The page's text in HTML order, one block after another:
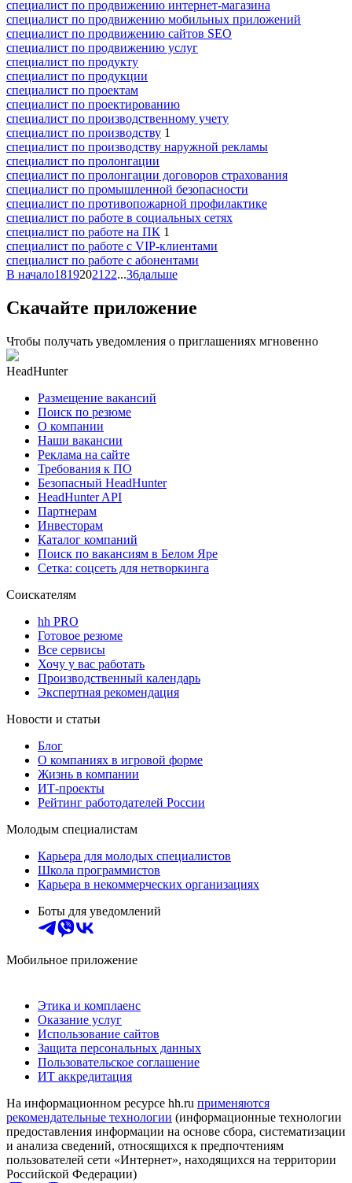
специалист по продвижению интернет-магазина
специалист по продвижению мобильных приложений
специалист по продвижению сайтов SEO
специалист по продвижению услуг
специалист по продукту
специалист по продукции
специалист по проектам
специалист по проектированию
специалист по производственному учету
специалист по производству 1
специалист по производству наружной рекламы
специалист по пролонгации
специалист по пролонгации договоров страхования
специалист по промышленной безопасности
специалист по противопожарной профилактике
специалист по работе в социальных сетях
специалист по работе на ПК 1
специалист по работе с VIP-клиентами
специалист по работе с абонентами
В начало18192021 22...36дальше
Скачайте приложение
Чтобы получать уведомления о приглашениях мгновенно
HeadHunter
Размещение вакансий
Поиск по резюме
О компании
Наши вакансии
Реклама на сайте
Требования к ПО
Безопасный HeadHunter
HeadHunter API
Партнерам
Инвесторам
Каталог компаний
Поиск по вакансиям в Белом Яре
Сетка: соцсеть для нетворкинга
Соискателям
hh PRO
Готовое резюме
Все сервисы
Хочу у вас работать
Производственный календарь
Экспертная рекомендация
Новости и статьи
Блог
О компаниях в игровой форме
Жизнь в компании
ИТ-проекты
Рейтинг работодателей России
Молодым специалистам
Карьера для молодых специалистов
Школа программистов
Карьера в некоммерческих организациях
Боты для уведомлений
Мобильное приложение
Этика и комплаенс
Оказание услуг
Использование сайтов
Защита персональных данных
Пользовательское соглашение
ИТ аккредитация
На информационном ресурсе hh.ru применяются
рекомендательные технологии (информационные технологии
предоставления информации на основе сбора, систематизации
и анализа сведений, относящихся к предпочтениям
пользователей сети «Интернет», находящихся на территории
Российской Федерации)